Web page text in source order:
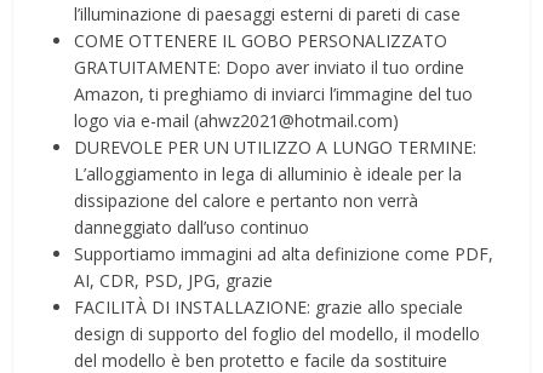
l’illuminazione di paesaggi esterni di pareti di case
COME OTTENERE IL GOBO PERSONALIZZATO
GRATUITAMENTE: Dopo aver inviato il tuo ordine
Amazon, ti preghiamo di inviarci l’immagine del tuo
logo via e-mail (ahwz2021@hotmail.com)
DUREVOLE PER UN UTILIZZO A LUNGO TERMINE:
L’alloggiamento in lega di alluminio è ideale per la
dissipazione del calore e pertanto non verrà
danneggiato dall’uso continuo
Supportiamo immagini ad alta definizione come PDF,
AI, CDR, PSD, JPG, grazie
FACILITÀ DI INSTALLAZIONE: grazie allo speciale
design di supporto del foglio del modello, il modello
del modello è ben protetto e facile da sostituire